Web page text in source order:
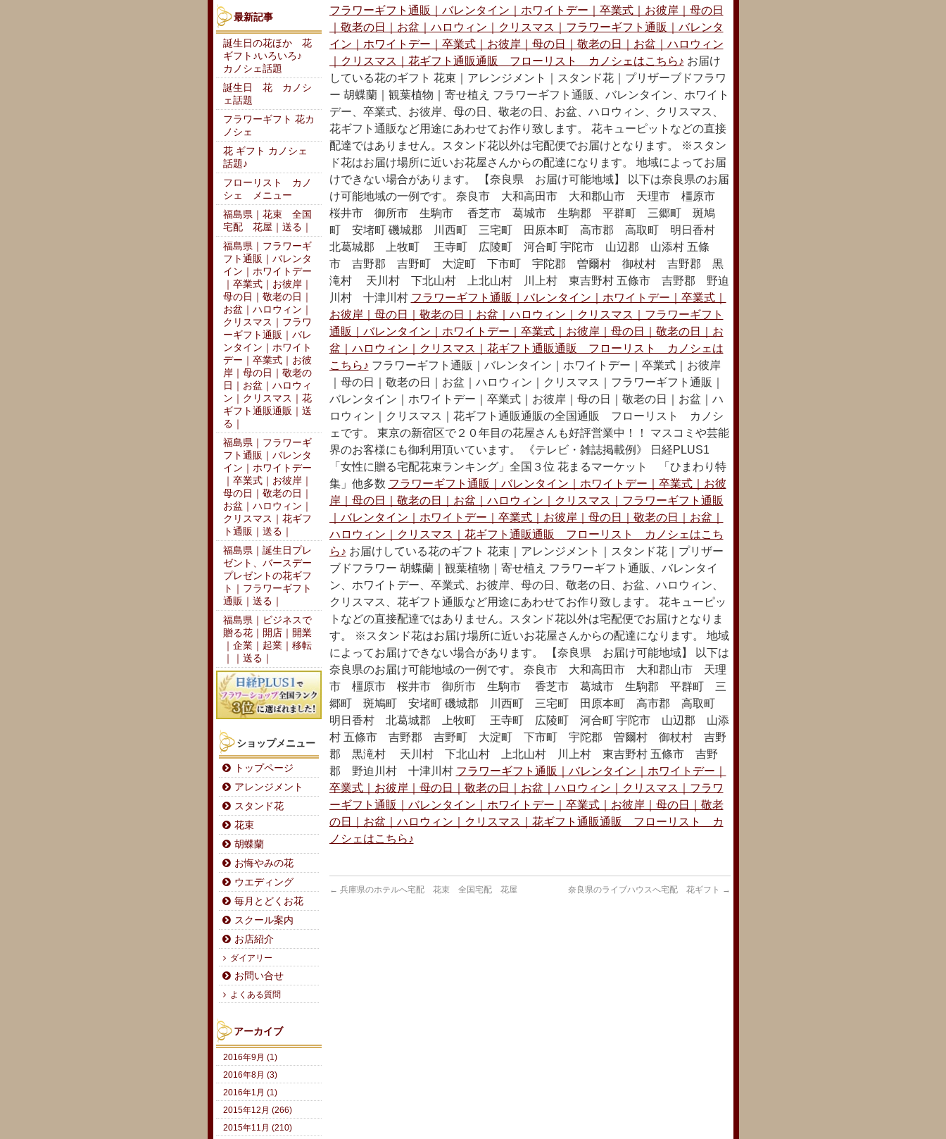
フラワーギフト通販｜バレンタイン｜ホワイトデー｜卒業式｜お彼岸｜母の日
｜敬老の日｜お盆｜ハロウィン｜クリスマス｜フラワーギフト通販｜バレンタ
イン｜ホワイトデー｜卒業式｜お彼岸｜母の日｜敬老の日｜お盆｜ハロウィン
｜クリスマス｜花ギフト通販通販 フローリスト カノシェはこちら♪ お届け
している花のギフト 花束｜アレンジメント｜スタンド花｜プリザーブドフラワ
ー 胡蝶蘭｜観葉植物｜寄せ植え フラワーギフト通販、バレンタイン、ホワイト
デー、卒業式、お彼岸、母の日、敬老の日、お盆、ハロウィン、クリスマス、
花ギフト通販など用途にあわせてお作り致します。 花キューピットなどの直接
配達ではありません。スタンド花以外は宅配便でお届けとなります。 ※スタン
ド花はお届け場所に近いお花屋さんからの配達になります。 地域によってお届
けできない場合があります。 【奈良県 お届け可能地域】 以下は奈良県のお届
け可能地域の一例です。 奈良市 大和高田市 大和郡山市 天理市 橿原市
桜井市 御所市 生駒市 香芝市 葛城市 生駒郡 平群町 三郷町 斑鳩
町 安堵町 磯城郡 川西町 三宅町 田原本町 高市郡 高取町 明日香村
北葛城郡 上牧町 王寺町 広陵町 河合町 宇陀市 山辺郡 山添村 五條
市 吉野郡 吉野町 大淀町 下市町 宇陀郡 曽爾村 御杖村 吉野郡 黒
滝村 天川村 下北山村 上北山村 川上村 東吉野村 五條市 吉野郡 野迫
川村 十津川村 フラワーギフト通販｜バレンタイン｜ホワイトデー｜卒業式｜
お彼岸｜母の日｜敬老の日｜お盆｜ハロウィン｜クリスマス｜フラワーギフト
通販｜バレンタイン｜ホワイトデー｜卒業式｜お彼岸｜母の日｜敬老の日｜お
盆｜ハロウィン｜クリスマス｜花ギフト通販通販 フローリスト カノシェは
こちら♪ フラワーギフト通販｜バレンタイン｜ホワイトデー｜卒業式｜お彼岸
｜母の日｜敬老の日｜お盆｜ハロウィン｜クリスマス｜フラワーギフト通販｜
バレンタイン｜ホワイトデー｜卒業式｜お彼岸｜母の日｜敬老の日｜お盆｜ハ
ロウィン｜クリスマス｜花ギフト通販通販の全国通販 フローリスト カノシ
ェです。 東京の新宿区で２０年目の花屋さんも好評営業中！！ マスコミや芸能
界のお客様にも御利用頂いています。 《テレビ・雑誌掲載例》 日経PLUS1
「女性に贈る宅配花束ランキング」全国３位 花まるマーケット 「ひまわり特
集」他多数 フラワーギフト通販｜バレンタイン｜ホワイトデー｜卒業式｜お彼
岸｜母の日｜敬老の日｜お盆｜ハロウィン｜クリスマス｜フラワーギフト通販
｜バレンタイン｜ホワイトデー｜卒業式｜お彼岸｜母の日｜敬老の日｜お盆｜
ハロウィン｜クリスマス｜花ギフト通販通販 フローリスト カノシェはこち
ら♪ お届けしている花のギフト 花束｜アレンジメント｜スタンド花｜プリザー
ブドフラワー 胡蝶蘭｜観葉植物｜寄せ植え フラワーギフト通販、バレンタイ
ン、ホワイトデー、卒業式、お彼岸、母の日、敬老の日、お盆、ハロウィン、
クリスマス、花ギフト通販など用途にあわせてお作り致します。 花キューピッ
トなどの直接配達ではありません。スタンド花以外は宅配便でお届けとなりま
す。 ※スタンド花はお届け場所に近いお花屋さんからの配達になります。 地域
によってお届けできない場合があります。 【奈良県 お届け可能地域】 以下は
奈良県のお届け可能地域の一例です。 奈良市 大和高田市 大和郡山市 天理
市 橿原市 桜井市 御所市 生駒市 香芝市 葛城市 生駒郡 平群町 三
郷町 斑鳩町 安堵町 磯城郡 川西町 三宅町 田原本町 高市郡 高取町
明日香村 北葛城郡 上牧町 王寺町 広陵町 河合町 宇陀市 山辺郡 山添
村 五條市 吉野郡 吉野町 大淀町 下市町 宇陀郡 曽爾村 御杖村 吉野
郡 黒滝村 天川村 下北山村 上北山村 川上村 東吉野村 五條市 吉野
郡 野迫川村 十津川村 フラワーギフト通販｜バレンタイン｜ホワイトデー｜
卒業式｜お彼岸｜母の日｜敬老の日｜お盆｜ハロウィン｜クリスマス｜フラワ
ーギフト通販｜バレンタイン｜ホワイトデー｜卒業式｜お彼岸｜母の日｜敬老
の日｜お盆｜ハロウィン｜クリスマス｜花ギフト通販通販 フローリスト カ
ノシェはこちら♪
← 兵庫県のホテルへ宅配 花束 全国宅配 花屋 奈良県のライブハウスへ宅配 花ギフト →
最新記事
誕生日の花ほか 花
ギフト♪いろいろ♪
カノシェ話題
誕生日 花 カノシ
ェ話題
フラワーギフト 花カ
ノシェ
花 ギフト カノシェ
話題♪
フローリスト カノ
シェ メニュー
福島県｜花束 全国
宅配 花屋｜送る｜
福島県｜フラワーギ
フト通販｜バレンタ
イン｜ホワイトデー
｜卒業式｜お彼岸｜
母の日｜敬老の日｜
お盆｜ハロウィン｜
クリスマス｜フラワ
ーギフト通販｜バレ
ンタイン｜ホワイト
デー｜卒業式｜お彼
岸｜母の日｜敬老の
日｜お盆｜ハロウィ
ン｜クリスマス｜花
ギフト通販通販｜送
る｜
福島県｜フラワーギ
フト通販｜バレンタ
イン｜ホワイトデー
｜卒業式｜お彼岸｜
母の日｜敬老の日｜
お盆｜ハロウィン｜
クリスマス｜花ギフ
ト通販｜送る｜
福島県｜誕生日プレ
ゼント、バースデー
プレゼントの花ギフ
ト｜フラワーギフト
通販｜送る｜
福島県｜ビジネスで
贈る花｜開店｜開業
｜企業｜起業｜移転
｜｜送る｜
ショップメニュー
トップページ
アレンジメント
スタンド花
花束
胡蝶蘭
お悔やみの花
ウエディング
毎月とどくお花
スクール案内
お店紹介
ダイアリー
お問い合せ
よくある質問
アーカイブ
2016年9月 (1)
2016年8月 (3)
2016年1月 (1)
2015年12月 (266)
2015年11月 (210)